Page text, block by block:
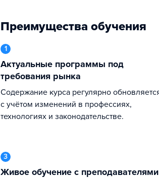
Преимущества обучения
1
Актуальные программы под
требования рынка
Содержание курса регулярно обновляется
с учётом изменений в профессиях,
технологиях и законодательстве.
3
Живое обучение с преподавателями